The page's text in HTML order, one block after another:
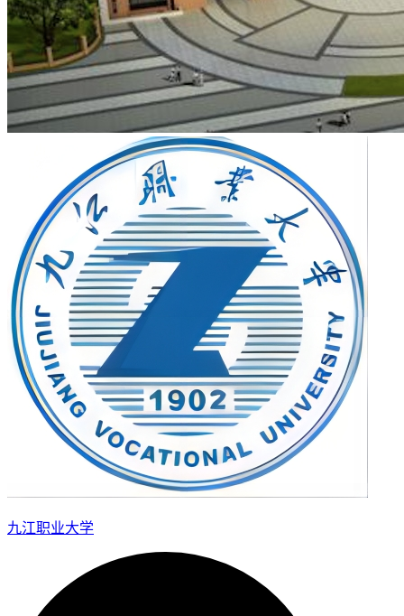
九江职业大学